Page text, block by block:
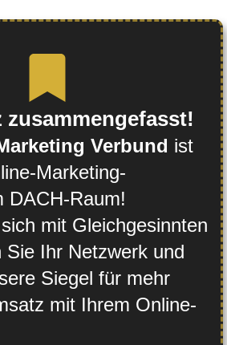
zusammengefasst!
Verbund ist
Marketing-
DACH-Raum!
mit Gleichgesinnten
Sie Ihr Netzwerk und
Siegel für mehr
mit Ihrem Online-